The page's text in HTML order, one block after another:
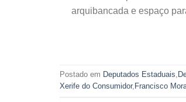
arquibancada e espaço
Postado em Deputados Estaduais,
Xerife do Consumidor, Francisco